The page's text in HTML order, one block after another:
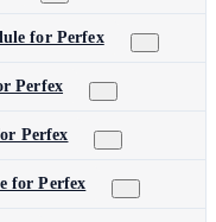
for Perfex
Perfex
Perfex
for Perfex